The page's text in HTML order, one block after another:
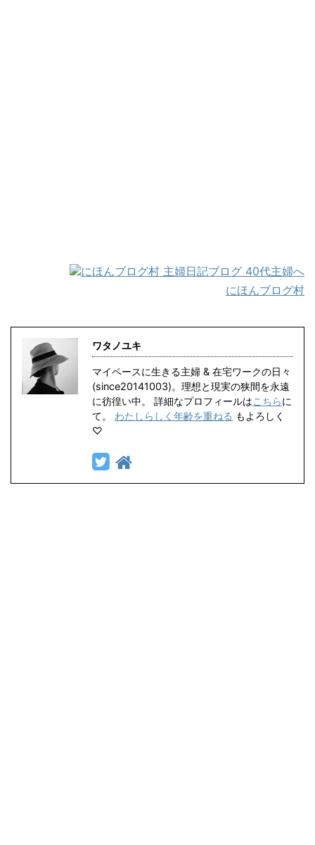
にほんブログ村
ワタノユキ
マイペースに生きる主婦 & 在宅ワークの日々
(since20141003)。理想と現実の狭間を永遠
に彷徨い中。 詳細なプロフィールはこちらに
て。 わたしらしく年齢を重ねる もよろしく
♡